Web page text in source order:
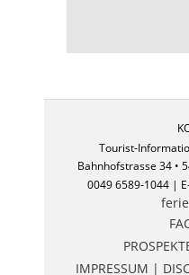
Tourist-
Bahnhofstrasse 34 •
0049 6589-1044 |
IMPRESSUM |